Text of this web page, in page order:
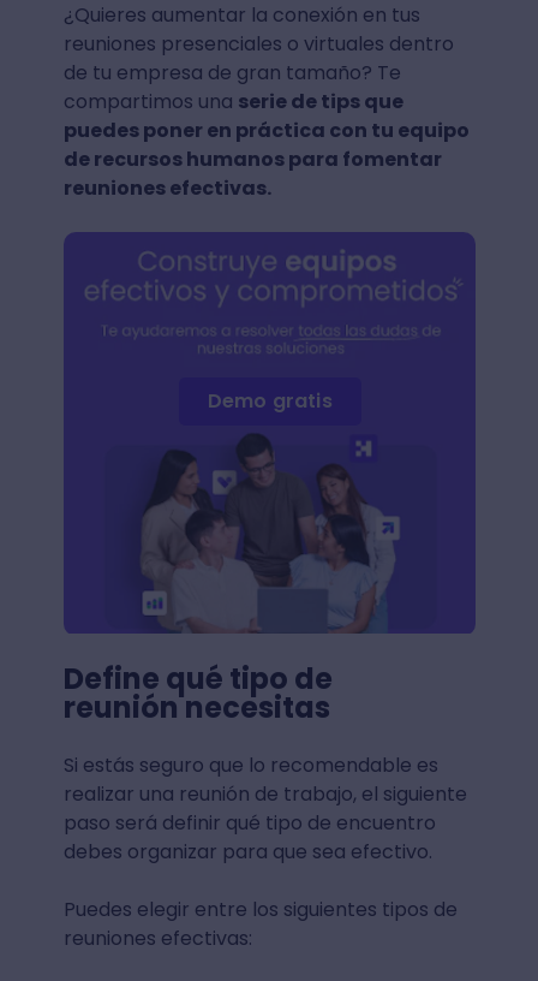
¿Quieres aumentar la conexión en tus
reuniones presenciales o virtuales dentro
de tu empresa de gran tamaño? Te
compartimos una serie de tips que
puedes poner en práctica con tu equipo
de recursos humanos para fomentar
reuniones efectivas.
Demo gratis
Define qué tipo de
reunión necesitas
Si estás seguro que lo recomendable es
realizar una reunión de trabajo, el siguiente
paso será definir qué tipo de encuentro
debes organizar para que sea efectivo.
Puedes elegir entre los siguientes tipos de
reuniones efectivas: